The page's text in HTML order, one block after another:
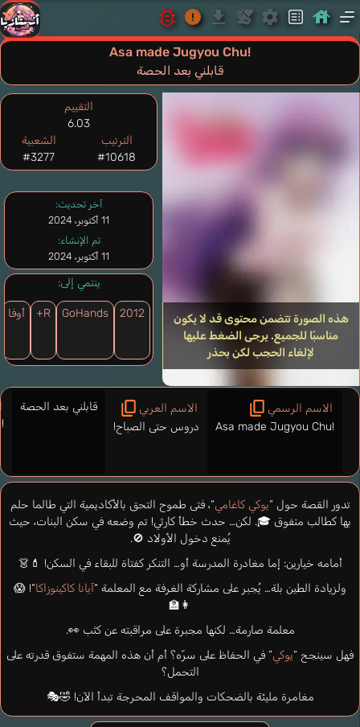
Asa made Jugyou Chu!
قابلني بعد الحصة
هذه الصورة تتضمن محتوى قد لا يكون
مناسبًا للجميع. يرجى الضغط عليها
لإلغاء الحجب لكن بحذر
آخر تحديث:
11 أكتوبر، 2024
تم الإنشاء:
11 أكتوبر، 2024
ينتمي إلى:
2012
GoHands
R+ أوفا
تدور القصة حول “يوكي كاغامي“، فتى طموح التحق بالأكاديمية التي طالما حلم
بها كطالب متفوق 🎓. لكن… حدث خطأ كارثي! تم وضعه في سكن البنات، حيث
يُمنع دخول الأولاد 🚫.
أمامه خيارين: إما مغادرة المدرسة أو… التنكر كفتاة للبقاء في السكن! 💄👗
ولزيادة الطين بلة… يُجبر على مشاركة الغرفة مع المعلمة “آيانا كاكينوزاكا“! 😱
👩‍🏫
معلمة صارمة… لكنها مجبرة على مراقبته عن كثب 👀.
فهل سينجح “يوكي” في الحفاظ على سرّه؟ أم أن هذه المهمة ستفوق قدرته على
التحمل؟
مغامرة مليئة بالضحكات والمواقف المحرجة تبدأ الآن! 🤣🎭
الاسم الرسمي
Asa made Jugyou Chu!
الاسم العربي
دروس حتى الصباح!
قابلني بعد الحصة
التقييم
6.03
الترتيب
#10618
الشعبية
#3277